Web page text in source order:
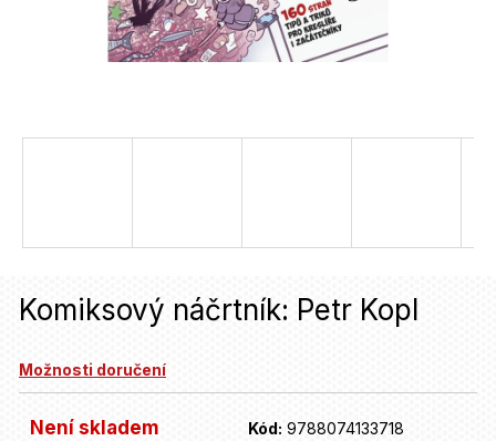
Komiksový náčrtník: Petr Kopl
Možnosti doručení
Není skladem Kód: 9788074133718
t
HLEDAT